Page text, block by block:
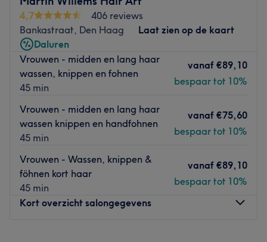
4,7
406 reviews
Bankastraat, Den Haag
Laat zien op de kaart
Daluren
Vrouwen - midden en lang haar
wassen, knippen en fohnen
45 min
vanaf €89,10
bespaar tot 10%
Vrouwen - midden en lang haar
wassen knippen en handfohnen
45 min
vanaf €75,60
bespaar tot 10%
Vrouwen - Wassen, knippen &
föhnen kort haar
45 min
vanaf €89,10
bespaar tot 10%
Kort overzicht salongegevens